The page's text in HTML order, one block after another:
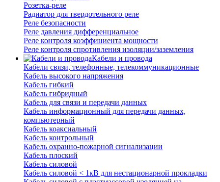
Розетка-реле
Радиатор для твердотельного реле
Реле безопасности
Реле давления дифференциальное
Реле контроля коэффициента мощности
Реле контроля спротивления изоляции/заземления
Кабели и провода
Кабели связи, телефонные, телекоммуникационные
Кабель высокого напряжения
Кабель гибкий
Кабель гибридный
Кабель для связи и передачи данных
Кабель информационный для передачи данных,
компьютерный
Кабель коаксиальный
Кабель контрольный
Кабель охранно-пожарной сигнализации
Кабель плоский
Кабель силовой
Кабель силовой < 1кВ для нестационарной прокладки